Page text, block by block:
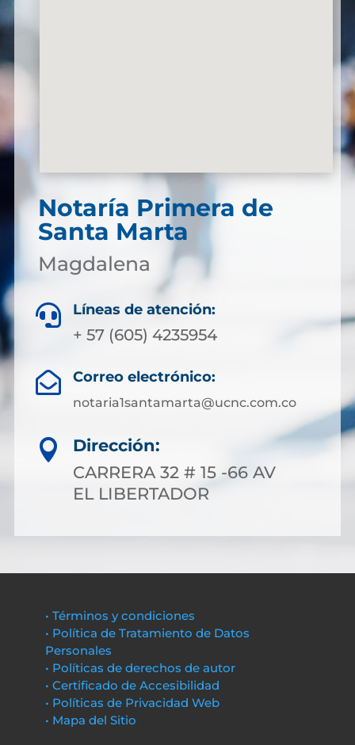
Notaría Primera de
Santa Marta
Magdalena
 Líneas de atención:
+ 57 (605) 4235954
 Correo electrónico:
notaria1santamarta@ucnc.com.co

Dirección:
CARRERA 32 # 15 -66 AV
EL LIBERTADOR
• Términos y condiciones
• Política de Tratamiento de Datos
Personales
• Políticas de derechos de autor
• Certificado de Accesibilidad
• Políticas de Privacidad Web
• Mapa del Sitio